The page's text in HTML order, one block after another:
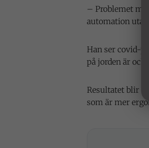
– Problemet
automation
Han ser covid-
på jorden är och
Resultatet blir
som är mer